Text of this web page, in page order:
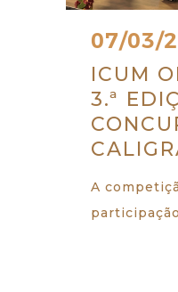
07/03/
ICUM
3.ª
A